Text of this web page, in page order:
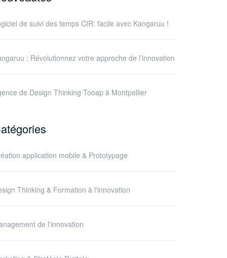
de suivi des temps CIR: facile avec Kangaruu !
: Révolutionnez votre approche de l’innovation
de Design Thinking Tooap à Montpellier
application mobile & Prototypage
Thinking & Formation à l'innovation
de l'innovation